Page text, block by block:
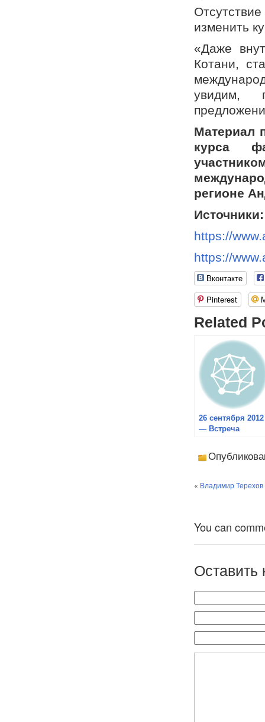
изменить
«Даже
Котани,
увидим,
Материал
курса
регионе
Источники:
https://
https://
Вконтакте
Pinterest
Related
26 сентября 2012
— Встреча
делегацией
бывших жителей
« Владимир
You can
Оставить